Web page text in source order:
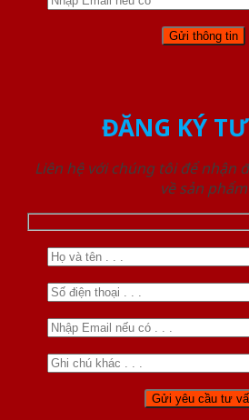
ĐĂNG KÝ
Liên hệ với chúng tôi để nhận
về sản phẩm